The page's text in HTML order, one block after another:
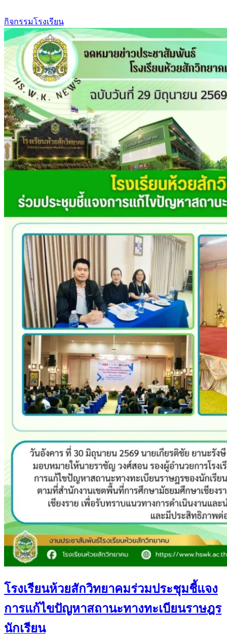
กิจกรรมโรงเรียน
โรงเรียนห้วยสักวิทยาคมร่วมประชุมชี้แจง
การแก้ไขปัญหาสถานะทางทะเบียนราษฎร
นักเรียน